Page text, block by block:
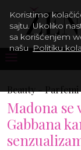
Beauty -Parfemi
Madona
Gabbana
Koristimo
sajtu. Ukoliko
sa korišćenjem
našu Politiku